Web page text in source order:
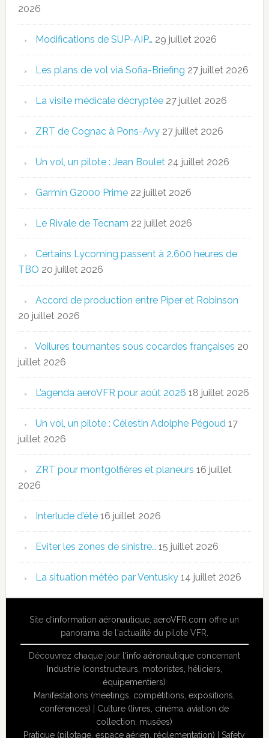
2026
Modifications de SUP-AIP… 29 juillet 2026
Les plans de vol via Sofia-Briefing 27 juillet 2026
La visite médicale décryptée 27 juillet 2026
ZRT de Cognac à Pons-Avy 27 juillet 2026
Un vol, un pilote : Jean Boulet 24 juillet 2026
Garmin G2000 Prime 22 juillet 2026
Le Rivale de Tecnam 22 juillet 2026
Certains Lycoming passent à 2.600 heures de
TBO 20 juillet 2026
Accord de production entre Piper et Robinson
20 juillet 2026
Voilures tournantes sous cocardes françaises 20
juillet 2026
L’agenda aeroVFR pour août 2026 18 juillet 2026
Un vol, un pilote : Célestin Adolphe Pégoud 17
juillet 2026
ZRT pour montgolfières et planeurs 16 juillet
2026
Interlude d’été 16 juillet 2026
Eviter les zones de sinistre… 15 juillet 2026
La situation météo par Ventusky 14 juillet 2026
Site d'information aéronautique,aeroVFR.com offre un
panorama de l'actualité du pilote VFR.
Découvrez chaque jour l'info aéronautiqueconcernant
Industrie (constructeurs, motoristes, héliciers,
équipementiers)
Manifestations (meetings, compétitions, expositions,
conférences)
Culture (livres, cinéma, aviation de
collection, musées)
Pratique (pilotage, espace aérien, réglementation) |Safety